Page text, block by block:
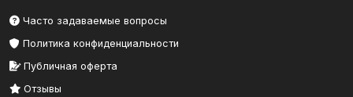
Часто задаваемые вопросы
Политика конфиденциальности
Публичная оферта
Отзывы